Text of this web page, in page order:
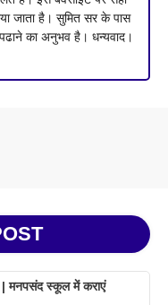
जाता है। सुमित सर के पास
का अनुभव है। धन्यवाद।
| मनपसंद स्कूल में कराएं